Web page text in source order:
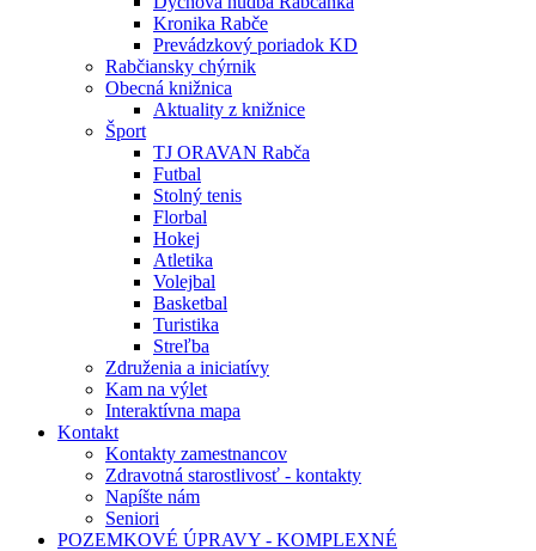
Kronika Rabče
Prevádzkový poriadok KD
Rabčiansky chýrnik
Obecná knižnica
Aktuality z knižnice
Šport
TJ ORAVAN Rabča
Futbal
Stolný tenis
Florbal
Hokej
Atletika
Volejbal
Basketbal
Turistika
Streľba
Združenia a iniciatívy
Kam na výlet
Interaktívna mapa
Kontakt
Kontakty zamestnancov
Zdravotná starostlivosť - kontakty
Napíšte nám
Seniori
POZEMKOVÉ ÚPRAVY - KOMPLEXNÉ